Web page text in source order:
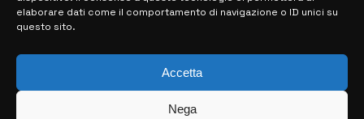
elaborare dati come il comportamento di navigazione o ID unici su
questo sito.
Accetta
Nega
> NOTIZIE
> EDIZIONI LOCALI